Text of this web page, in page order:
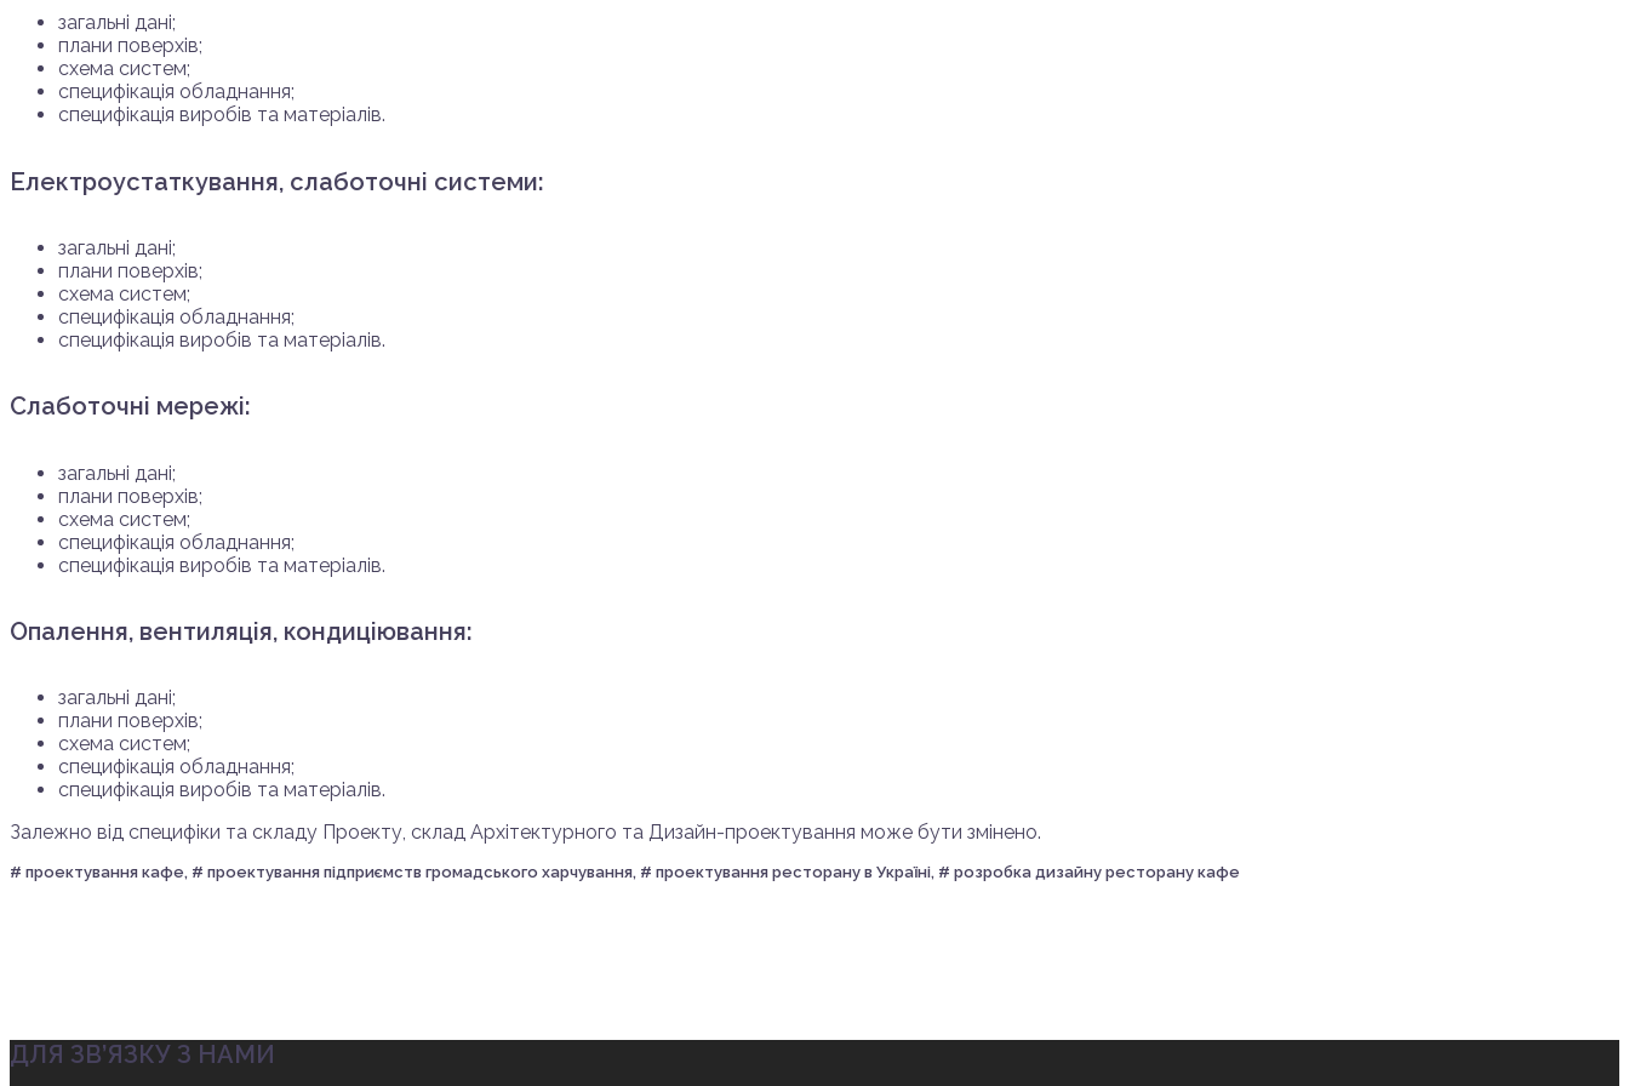
загальні дані;
плани поверхів;
схема систем;
специфікація обладнання;
специфікація виробів та матеріалів.
Електроустаткування, слаботочні системи:
загальні дані;
плани поверхів;
схема систем;
специфікація обладнання;
специфікація виробів та матеріалів.
Слаботочні мережі:
загальні дані;
плани поверхів;
схема систем;
специфікація обладнання;
специфікація виробів та матеріалів.
Опалення, вентиляція, кондиціювання:
загальні дані;
плани поверхів;
схема систем;
специфікація обладнання;
специфікація виробів та матеріалів.
Залежно від специфіки та складу Проекту, склад Архітектурного та Дизайн-проектування може бути змінено.
# проектування кафе, # проектування підприємств громадського харчування, # проектування ресторану в Україні, # розробка дизайну ресторану кафе
ДЛЯ ЗВ’ЯЗКУ З НАМИ